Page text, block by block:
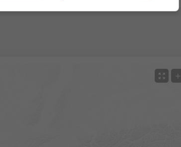
+